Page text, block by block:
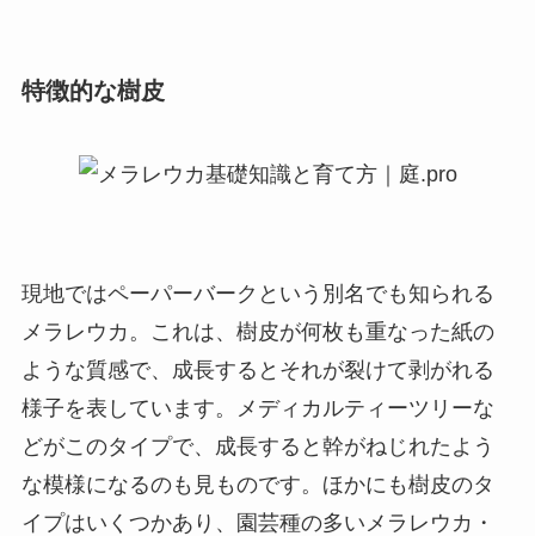
特徴的な樹皮
現地ではペーパーバークという別名でも知られる
メラレウカ。これは、樹皮が何枚も重なった紙の
ような質感で、成長するとそれが裂けて剥がれる
様子を表しています。メディカルティーツリーな
どがこのタイプで、成長すると幹がねじれたよう
な模様になるのも見ものです。ほかにも樹皮のタ
イプはいくつかあり、園芸種の多いメラレウカ・